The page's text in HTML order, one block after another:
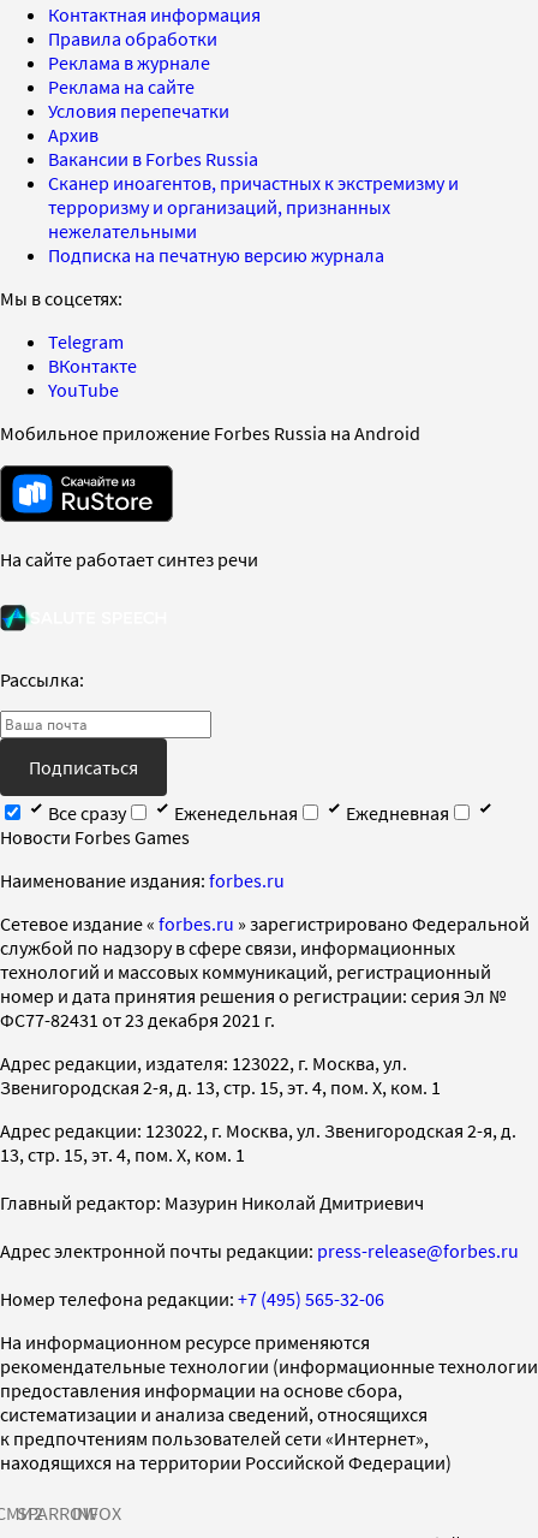
Контактная информация
Правила обработки
Реклама в журнале
Реклама на сайте
Условия перепечатки
Архив
Вакансии в Forbes Russia
Сканер иноагентов, причастных к экстремизму и
терроризму и организаций, признанных
нежелательными
Подписка на печатную версию журнала
Мы в соцсетях:
Telegram
ВКонтакте
YouTube
Мобильное приложение Forbes Russia на Android
На сайте работает синтез речи
Рассылка:
Подписаться
Все сразу
Еженедельная
Ежедневная
Новости Forbes Games
Наименование издания: forbes.ru
Cетевое издание « forbes.ru » зарегистрировано Федеральной
службой по надзору в сфере связи, информационных
технологий и массовых коммуникаций, регистрационный
номер и дата принятия решения о регистрации: серия Эл №
ФС77-82431 от 23 декабря 2021 г.
Адрес редакции, издателя: 123022, г. Москва, ул.
Звенигородская 2-я, д. 13, стр. 15, эт. 4, пом. X, ком. 1
Адрес редакции: 123022, г. Москва, ул. Звенигородская 2-я, д.
13, стр. 15, эт. 4, пом. X, ком. 1
Главный редактор: Мазурин Николай Дмитриевич
Адрес электронной почты редакции: press-release@forbes.ru
Номер телефона редакции: +7 (495) 565-32-06
На информационном ресурсе применяются
рекомендательные технологии (информационные технологии
предоставления информации на основе сбора,
систематизации и анализа сведений, относящихся
к предпочтениям пользователей сети «Интернет»,
находящихся на территории Российской Федерации)
SPARROWINFOX